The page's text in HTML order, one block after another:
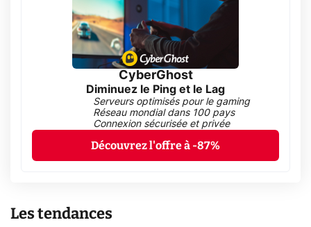
CyberGhost
Diminuez le Ping et le Lag
Serveurs optimisés pour le gaming
Réseau mondial dans 100 pays
Connexion sécurisée et privée
Découvrez l'offre à -87%
Les tendances